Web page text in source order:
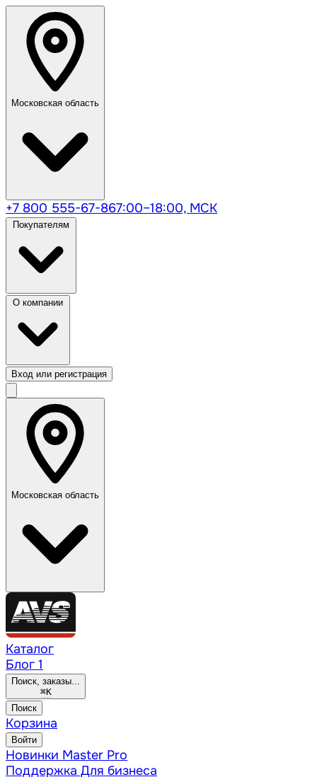
Московская область
+7 800 555-67-867:00–18:00, МСК
Вход или регистрация
Московская область
Каталог
Блог 1
Поиск, заказы...
⌘K
Поиск
Корзина
Войти
Новинки Master Pro
Поддержка Для бизнеса